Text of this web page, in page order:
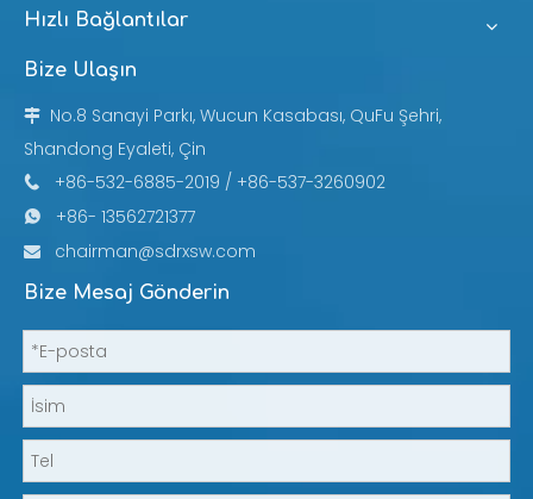
Hızlı Bağlantılar
Bize Ulaşın

No.8 Sanayi Parkı, Wucun Kasabası, QuFu Şehri,
Shandong Eyaleti, Çin
 +86-532-6885-2019 / +86-537-3260902
 +86- 13562721377
 chairman@sdrxsw.com
Bize Mesaj Gönderin